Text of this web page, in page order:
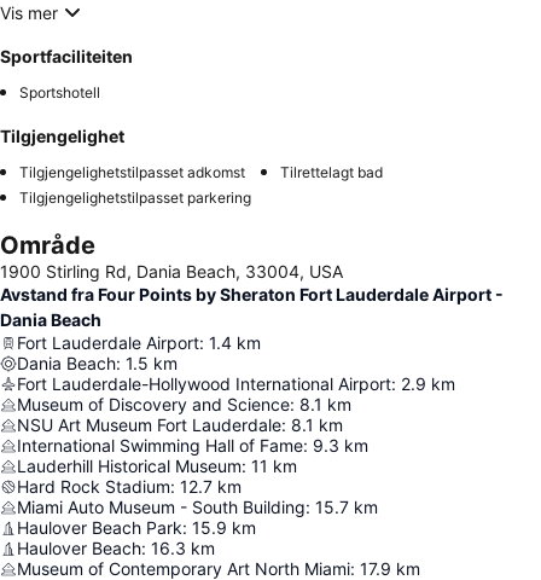
Vis mer
Sportfaciliteiten
Sportshotell
Tilgjengelighet
Tilgjengelighetstilpasset adkomst
Tilrettelagt bad
Tilgjengelighetstilpasset parkering
Område
1900 Stirling Rd, Dania Beach, 33004, USA
Avstand fra Four Points by Sheraton Fort Lauderdale Airport -
Dania Beach
Fort Lauderdale Airport: 1.4 km
Dania Beach: 1.5 km
Fort Lauderdale-Hollywood International Airport: 2.9 km
Museum of Discovery and Science: 8.1 km
NSU Art Museum Fort Lauderdale: 8.1 km
International Swimming Hall of Fame: 9.3 km
Lauderhill Historical Museum: 11 km
Hard Rock Stadium: 12.7 km
Miami Auto Museum - South Building: 15.7 km
Haulover Beach Park: 15.9 km
Haulover Beach: 16.3 km
Museum of Contemporary Art North Miami: 17.9 km